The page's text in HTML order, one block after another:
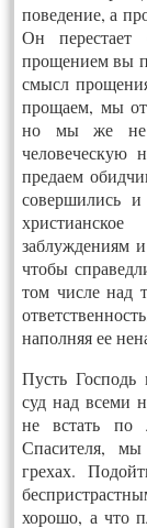
поведение, а
Он
прощением вы
смысл
прощаем, мы
но мы же не
человеческую
предаем
совершились
заблуждениям
чтобы
том числе над
наполняя ее
Пусть
суд над всеми
не встать по
Спасителя,
грехах.
хорошо, а что